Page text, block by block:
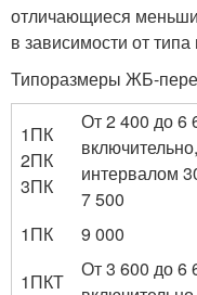
отличающиеся
в зависимости от
Типоразмеры ЖБ-
1ПК
2ПК
3ПК
От 2 400 до 6
интервалом
7 500
1ПК
9 000
1ПКТ
От 3 600 до 6